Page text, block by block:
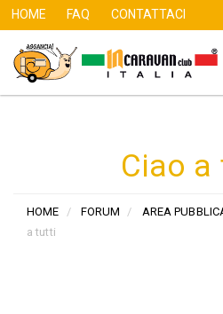
Salta
al
HOME FAQ CONTATTACI
Ciao a
HOME FORUM AREA
a tutti